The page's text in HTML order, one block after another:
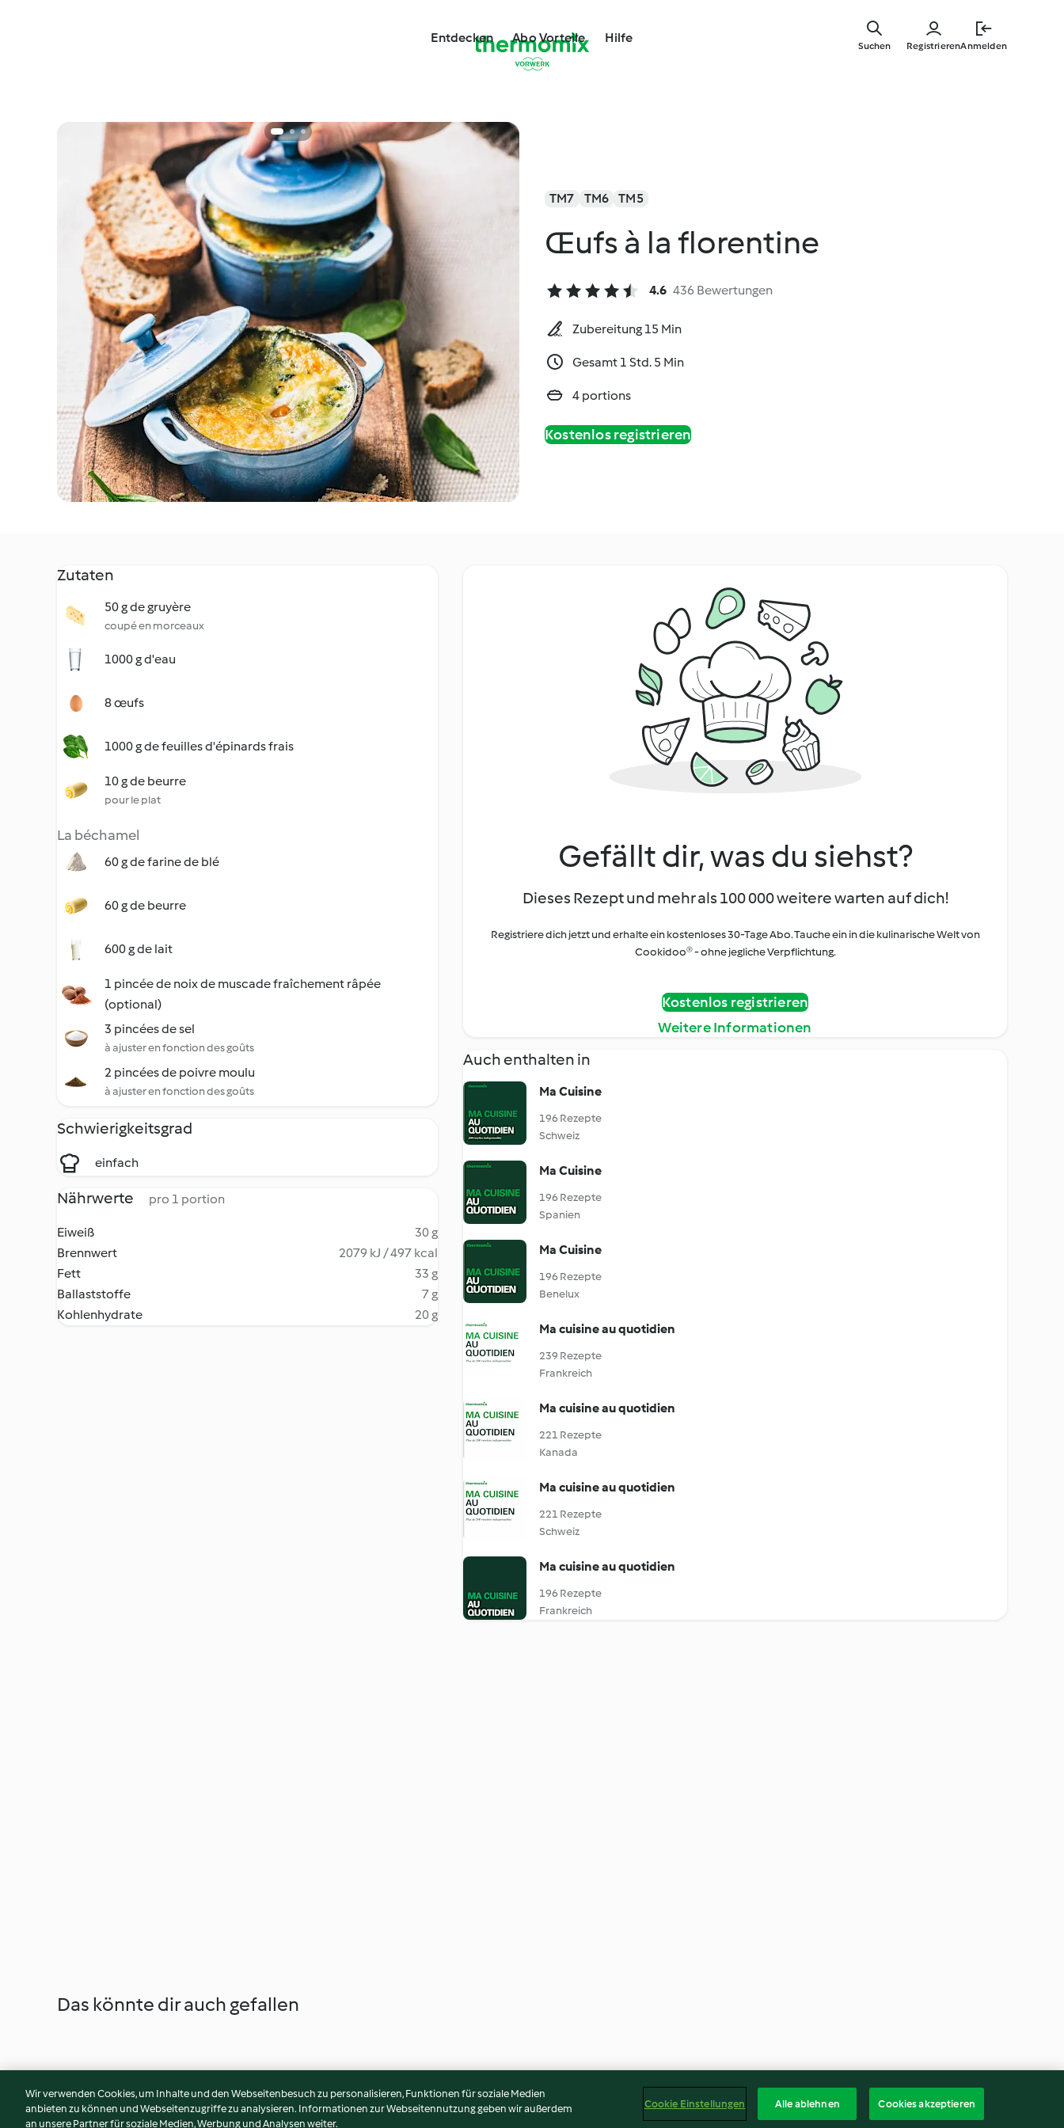
Entdecken Abo Vorteile Hilfe
RegistrierenAnmelden
Suchen
TM7 TM6 TM5
Œufs à la florentine
4.6 436 Bewertungen
Zubereitung 15 Min
Gesamt 1 Std. 5 Min
4 portions
Kostenlos registrieren
Zutaten
50 g de gruyère
coupé en morceaux
1000 g d'eau
8 œufs
1000 g de feuilles d'épinards frais
10 g de beurre
pour le plat
La béchamel
60 g de farine de blé
60 g de beurre
600 g de lait
1 pincée de noix de muscade fraîchement râpée
(optional)
3 pincées de sel
à ajuster en fonction des goûts
2 pincées de poivre moulu
à ajuster en fonction des goûts
Schwierigkeitsgrad
einfach
Nährwerte pro 1 portion
Eiweiß
30 g
Brennwert
2079 kJ / 497 kcal
Fett
33 g
Ballaststoffe
7 g
Kohlenhydrate
20 g
Gefällt dir, was du siehst?
Dieses Rezept und mehr als 100 000 weitere warten auf dich!
Registriere dich jetzt und erhalte ein kostenloses 30-Tage Abo. Tauche ein in die kulinarische Welt von
Cookidoo® - ohne jegliche Verpflichtung.
Kostenlos registrieren
Weitere Informationen
Auch enthalten in
Ma Cuisine
196 Rezepte
Schweiz
Ma Cuisine
196 Rezepte
Spanien
Ma Cuisine
196 Rezepte
Benelux
Ma cuisine au quotidien
239 Rezepte
Frankreich
Ma cuisine au quotidien
221 Rezepte
Kanada
Ma cuisine au quotidien
221 Rezepte
Schweiz
Ma cuisine au quotidien
196 Rezepte
Frankreich
Das könnte dir auch gefallen
Wir verwenden Cookies, um Inhalte und den Webseitenbesuch zu personalisieren, Funktionen für soziale Medien
anbieten zu können und Webseitenzugriffe zu analysieren. Informationen zur Webseitennutzung geben wir außerdem
an unsere Partner für soziale Medien, Werbung und Analysen weiter.
Cookie Einstellungen Alle ablehnen Cookies akzeptieren